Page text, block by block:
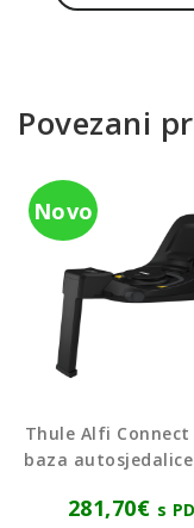
Povezani
Novo
Thule Alfi Connect
baza autosjedalice
281,70€ s